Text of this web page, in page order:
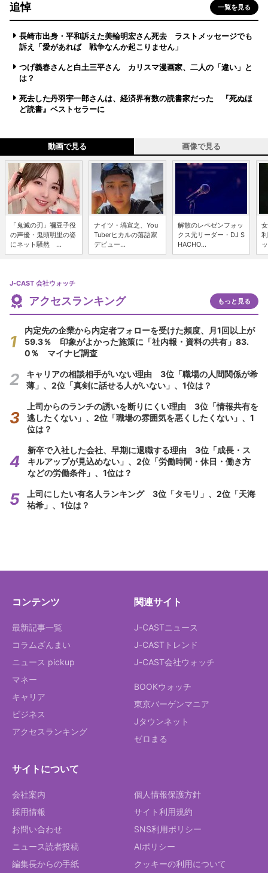
追悼 一覧を見る
長崎市出身・平和訴えた美輪明宏さん死去 ラストメッセージでも
訴え「愛があれば 戦争なんか起こりません」
つげ義春さんと白土三平さん カリスマ漫画家、二人の「違い」と
は？
死去した丹羽宇一郎さんは、経済界有数の読書家だった 『死ぬほ
ど読書』ベストセラーに
動画で見る 画像で見る
「鬼滅の刃」禰豆子役
の声優・鬼頭明里の姿
にネット騒然 ...
ナイツ・塙宣之、You
Tuberヒカルの落語家
デビュー...
解散のレペゼンフォッ
クス元リーダー・DJ S
HACHO...
J-CAST 会社ウォッチ
アクセスランキング もっと見る
内定先の企業から内定者フォローを受けた頻度、月1回以上が
59.3％ 印象がよかった施策に「社内報・資料の共有」83.
0％ マイナビ調査
キャリアの相談相手がいない理由 3位「職場の人間関係が希
薄」、2位「真剣に話せる人がいない」、1位は？
上司からのランチの誘いを断りにくい理由 3位「情報共有を
逃したくない」、2位「職場の雰囲気を悪くしたくない」、1
位は？
新卒で入社した会社、早期に退職する理由 3位「成長・ス
キルアップが見込めない」、2位「労働時間・休日・働き方
などの労働条件」、1位は？
上司にしたい有名人ランキング 3位「タモリ」、2位「天海
祐希」、1位は？
コンテンツ
最新記事一覧
コラムざんまい
ニュース pickup
マネー
キャリア
ビジネス
アクセスランキング
関連サイト
J-CASTニュース
J-CASTトレンド
J-CAST会社ウォッチ
BOOKウォッチ
東京バーゲンマニア
Jタウンネット
ゼロまる
サイトについて
会社案内
採用情報
お問い合わせ
ニュース読者投稿
編集長からの手紙
個人情報保護方針
サイト利用規約
SNS利用ポリシー
AIポリシー
クッキーの利用について